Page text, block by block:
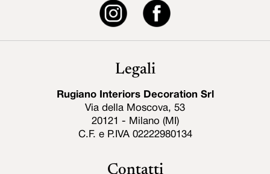
Legali
Rugiano Interiors Decoration Srl
Via della Moscova, 53
20121 - Milano (MI)
C.F. e P.IVA 02222980134
Contatti